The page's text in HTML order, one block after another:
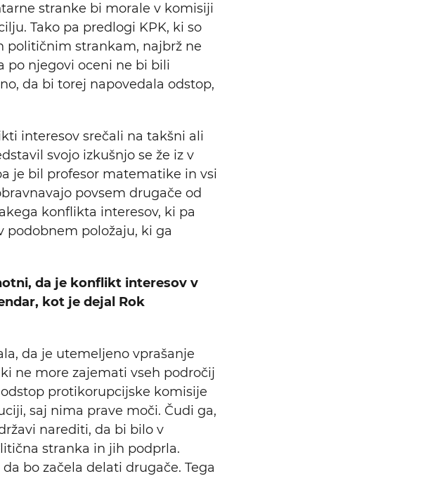
stranke bi morale v komisiji
Tako pa predlogi KPK, ki so
političnim strankam, najbrž ne
po njegovi oceni ne bi bili
da bi torej napovedala odstop,
interesov srečali na takšni ali
svojo izkušnjo se že iz v
je bil profesor matematike in vsi
povsem drugače od
konflikta interesov, ki pa
podobnem položaju, ki ga
da je konflikt interesov v
kot je dejal Rok
da je utemeljeno vprašanje
ne more zajemati vseh področij
protikorupcijske komisije
saj nima prave moči. Čudi ga,
narediti, da bi bilo v
stranka in jih podprla.
bo začela delati drugače. Tega